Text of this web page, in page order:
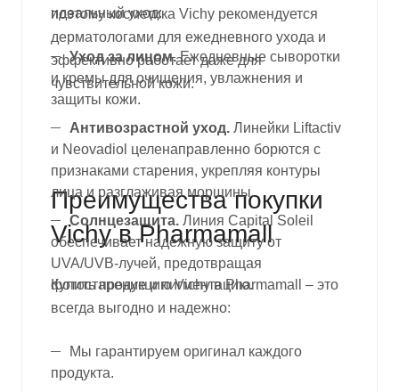
поэтому косметика Vichy рекомендуется
дерматологами для ежедневного ухода и
эффективно работает даже для
чувствительной кожи.
идеальныйуход:
Уход за лицом.Ежедневные сыворотки
и кремы для очищения, увлажнения и
защиты кожи.
Антивозрастной уход. Линейки Liftactiv
и Neovadiol целенаправленно борются с
признаками старения, укрепляя контуры
лица и разглаживая морщины.
Солнцезащита. Линия Capital Soleil
обеспечивает надежную защиту от
UVA/UVB-лучей, предотвращая
фотостарение и пигментацию.
Преимущества покупки
Vichy в Pharmamall
Купить продукцию Vichyв Pharmamall – это
всегда выгодно и надежно:
Мы гарантируем оригинал каждого
продукта.